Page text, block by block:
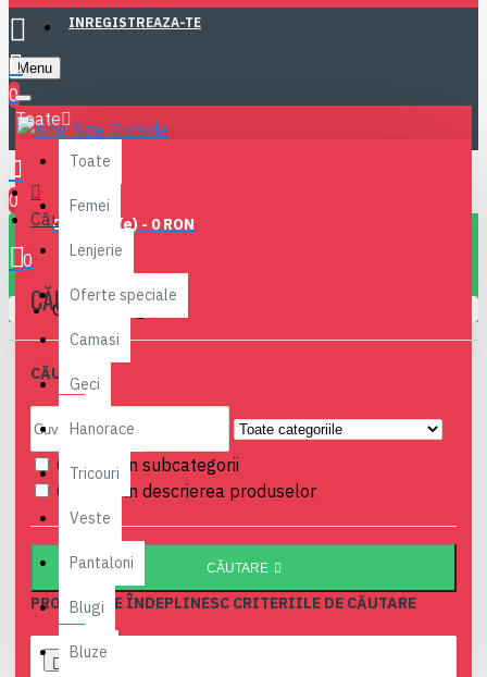
INREGISTREAZA-TE
Menu
0
0
0 produs(e) - 0 RON
0
Coșul este gol!
Toate
Toate
Femei
Lenjerie
Oferte speciale
Camasi
Geci
Hanorace
Tricouri
Veste
Pantaloni
Blugi
Bluze
Căutare
CĂUTARE
CĂUTARE:
Caută și în subcategorii
Caută și în descrierea produselor
CĂUTARE
PRODUSE CE ÎNDEPLINESC CRITERIILE DE CĂUTARE